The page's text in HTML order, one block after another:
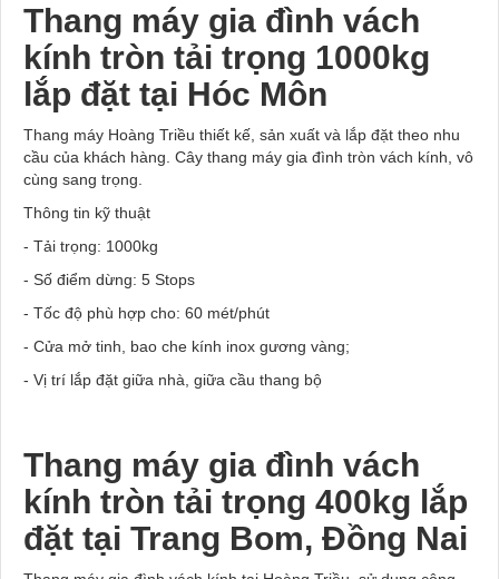
Thang máy gia đình vách
kính tròn tải trọng 1000kg
lắp đặt tại Hóc Môn
Thang máy Hoàng Triều thiết kế, sản xuất và lắp đặt theo nhu
cầu của khách hàng. Cây thang máy gia đình tròn vách kính, vô
cùng sang trọng.
Thông tin kỹ thuật
- Tải trọng: 1000kg
- Số điểm dừng: 5 Stops
- Tốc độ phù hợp cho: 60 mét/phút
- Cửa mở tinh, bao che kính inox gương vàng;
- Vị trí lắp đặt giữa nhà, giữa cầu thang bộ
Thang máy gia đình vách
kính tròn tải trọng 400kg lắp
đặt tại Trang Bom, Đồng Nai